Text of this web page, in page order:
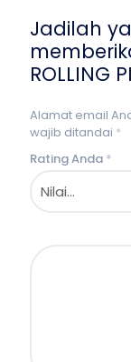
Jadilah
ROLLING
Alamat email
wajib ditandai *
Rating Anda *